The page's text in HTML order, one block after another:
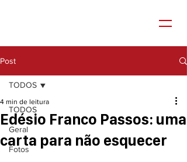
Post
TODOS
Geral
Fotos
TODOS
Edésio Franco Passos: uma
carta para não esquecer
4 min de leitura